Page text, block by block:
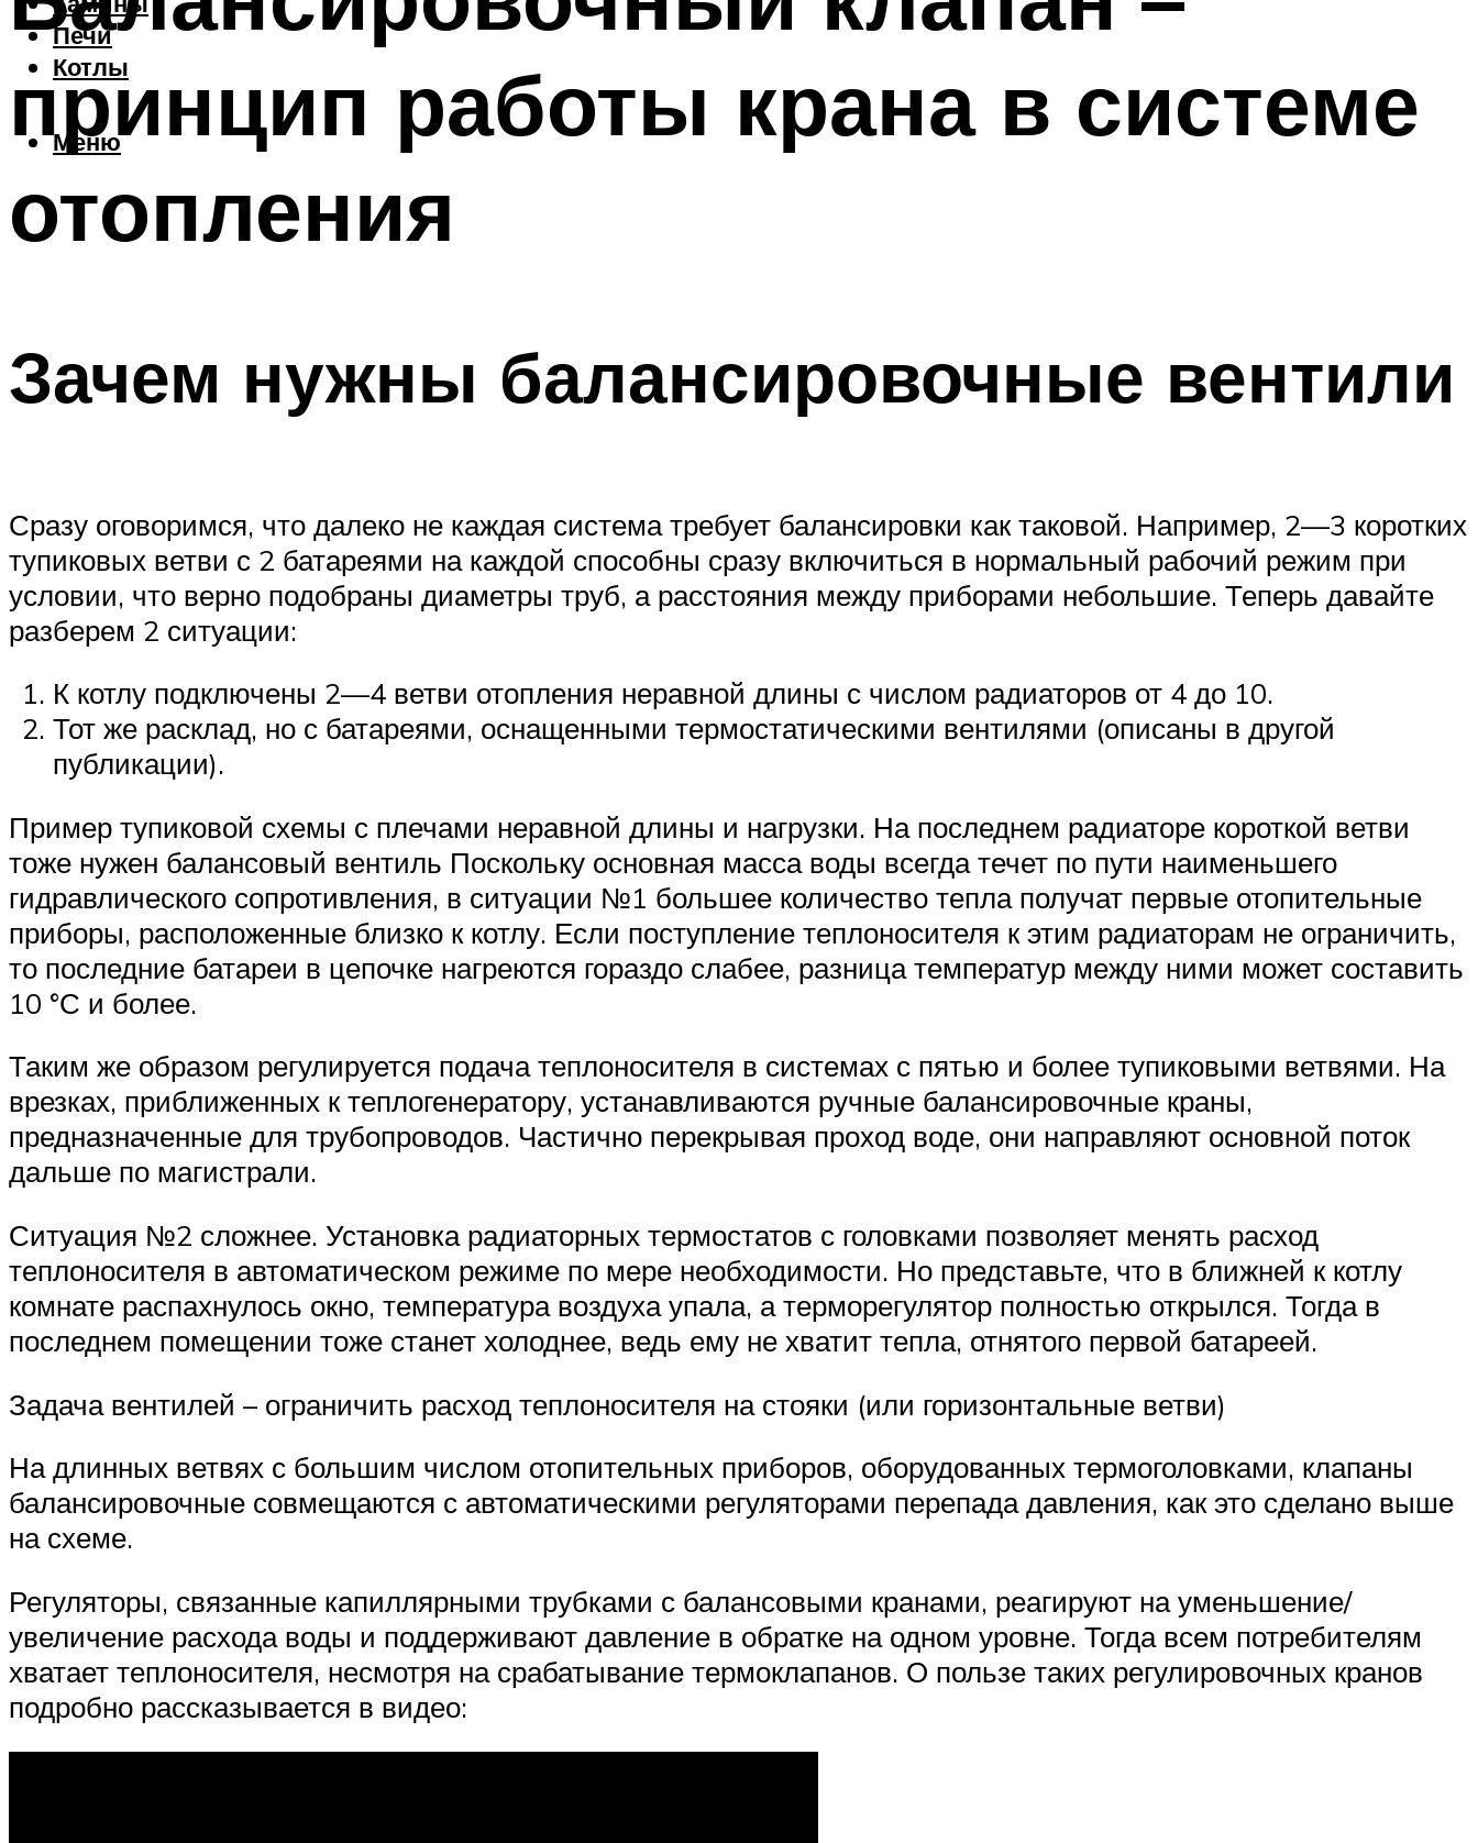
Печи
Котлы
Меню
принцип работы крана в системе
отопления
Зачем нужны балансировочные вентили
Сразу оговоримся, что далеко не каждая система требует балансировки как таковой. Например, 2—3 коротких
тупиковых ветви с 2 батареями на каждой способны сразу включиться в нормальный рабочий режим при
условии, что верно подобраны диаметры труб, а расстояния между приборами небольшие. Теперь давайте
разберем 2 ситуации:
К котлу подключены 2—4 ветви отопления неравной длины с числом радиаторов от 4 до 10.
Тот же расклад, но с батареями, оснащенными термостатическими вентилями (описаны в другой
публикации).
Пример тупиковой схемы с плечами неравной длины и нагрузки. На последнем радиаторе короткой ветви
тоже нужен балансовый вентиль Поскольку основная масса воды всегда течет по пути наименьшего
гидравлического сопротивления, в ситуации №1 большее количество тепла получат первые отопительные
приборы, расположенные близко к котлу. Если поступление теплоносителя к этим радиаторам не ограничить,
то последние батареи в цепочке нагреются гораздо слабее, разница температур между ними может составить
10 °С и более.
Таким же образом регулируется подача теплоносителя в системах с пятью и более тупиковыми ветвями. На
врезках, приближенных к теплогенератору, устанавливаются ручные балансировочные краны,
предназначенные для трубопроводов. Частично перекрывая проход воде, они направляют основной поток
дальше по магистрали.
Ситуация №2 сложнее. Установка радиаторных термостатов с головками позволяет менять расход
теплоносителя в автоматическом режиме по мере необходимости. Но представьте, что в ближней к котлу
комнате распахнулось окно, температура воздуха упала, а терморегулятор полностью открылся. Тогда в
последнем помещении тоже станет холоднее, ведь ему не хватит тепла, отнятого первой батареей.
Задача вентилей – ограничить расход теплоносителя на стояки (или горизонтальные ветви)
На длинных ветвях с большим числом отопительных приборов, оборудованных термоголовками, клапаны
балансировочные совмещаются с автоматическими регуляторами перепада давления, как это сделано выше
на схеме.
Регуляторы, связанные капиллярными трубками с балансовыми кранами, реагируют на уменьшение/
увеличение расхода воды и поддерживают давление в обратке на одном уровне. Тогда всем потребителям
хватает теплоносителя, несмотря на срабатывание термоклапанов. О пользе таких регулировочных кранов
подробно рассказывается в видео: